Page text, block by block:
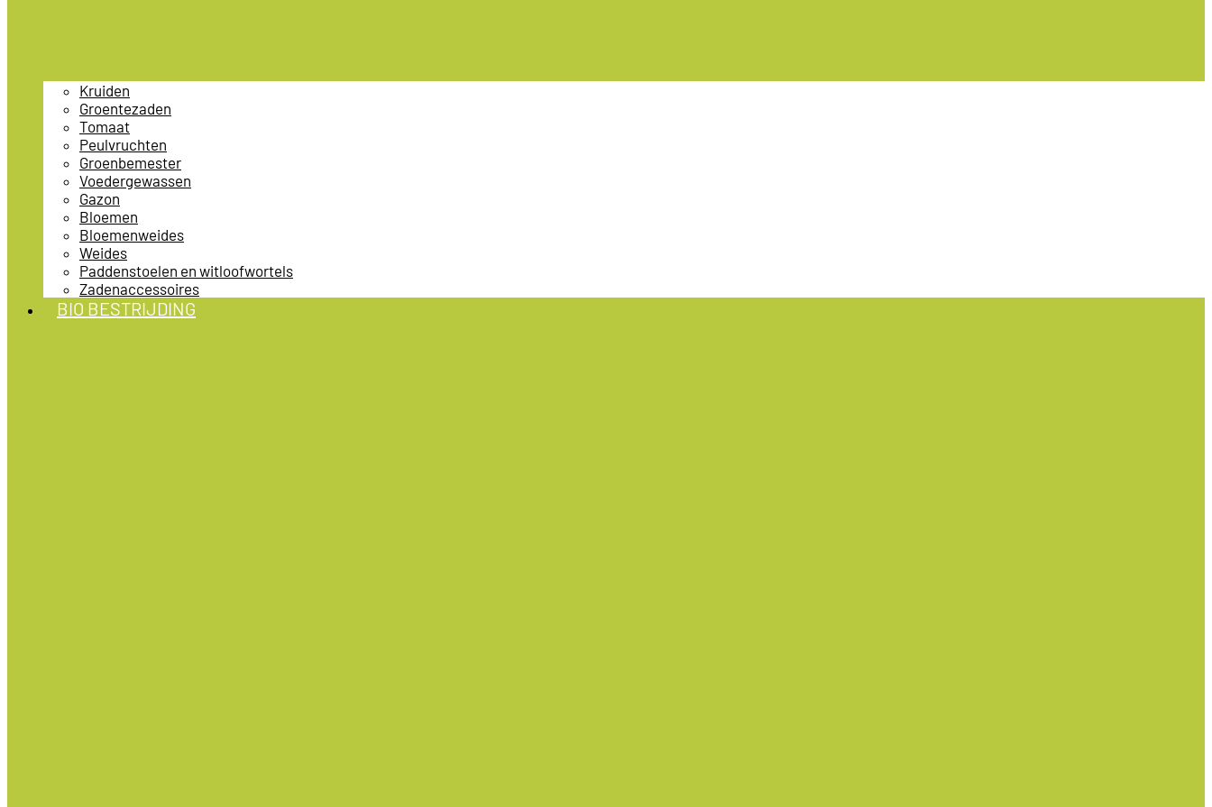
Kruiden
Groentezaden
Tomaat
Peulvruchten
Groenbemester
Voedergewassen
Gazon
Bloemen
Bloemenweides
Weides
Paddenstoelen en witloofwortels
Zadenaccessoires
BIO BESTRIJDING